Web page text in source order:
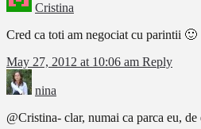
Cristina
Cred ca toti am negociat cu parintii 🙂
May 27, 2012 at 10:06 am Reply
nina
@Cristina- clar, numai ca parca eu,